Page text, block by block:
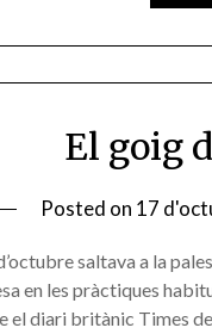
El goig
Posted on 17
saltava a la
en les pràctiques
el diari britànic Times